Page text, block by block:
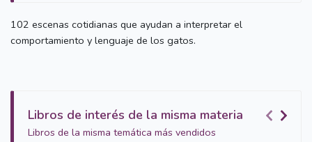
102 escenas cotidianas que ayudan a interpretar el
comportamiento y lenguaje de los gatos.
Libros de interés de la misma materia
Libros de la misma temática más vendidos